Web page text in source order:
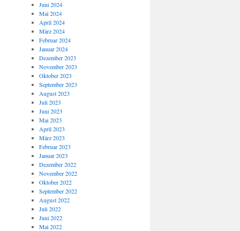
Juni 2024
Mai 2024
April 2024
März 2024
Februar 2024
Januar 2024
Dezember 2023
November 2023
Oktober 2023
September 2023
August 2023
Juli 2023
Juni 2023
Mai 2023
April 2023
März 2023
Februar 2023
Januar 2023
Dezember 2022
November 2022
Oktober 2022
September 2022
August 2022
Juli 2022
Juni 2022
Mai 2022